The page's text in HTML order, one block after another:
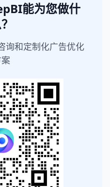
能为您做什
询和定制化广告优化